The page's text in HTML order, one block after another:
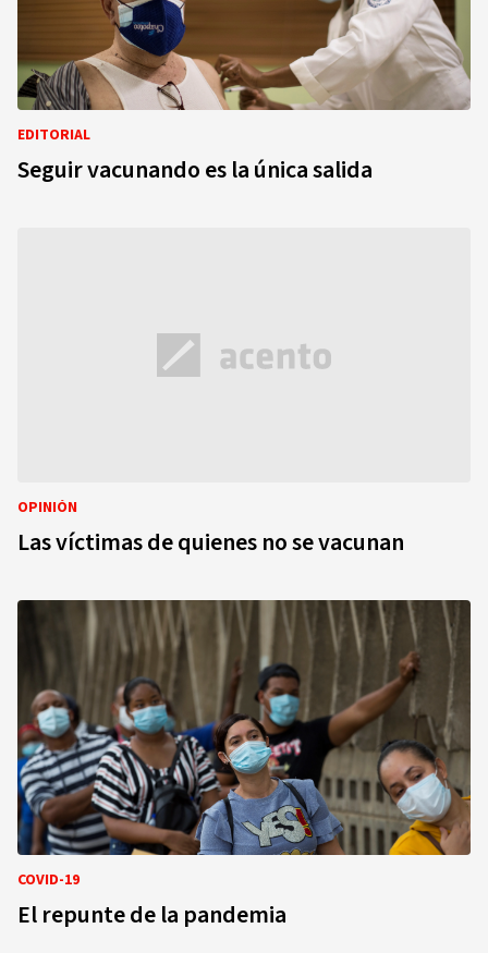
EDITORIAL
Seguir vacunando es la única salida
OPINIÓN
Las víctimas de quienes no se vacunan
COVID-19
El repunte de la pandemia